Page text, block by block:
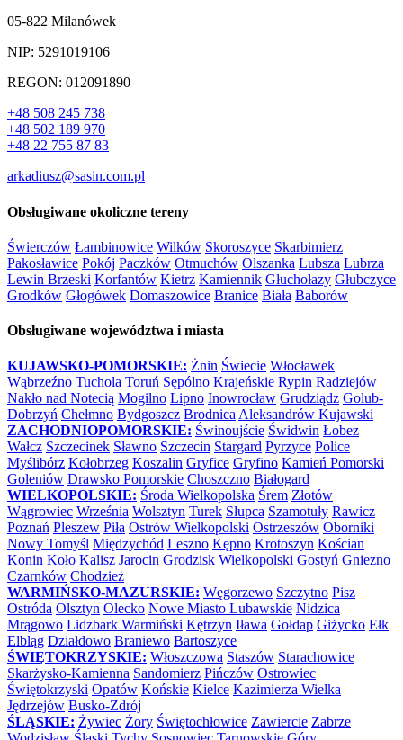
05-822 Milanówek
NIP: 5291019106
REGON: 012091890
+48 508 245 738
+48 502 189 970
+48 22 755 87 83
arkadiusz@sasin.com.pl
Obsługiwane okoliczne tereny
Świerczów Łambinowice Wilków Skoroszyce Skarbimierz
Pakosławice Pokój Paczków Otmuchów Olszanka Lubsza Lubrza
Lewin Brzeski Korfantów Kietrz Kamiennik Głuchołazy Głubczyce
Grodków Głogówek Domaszowice Branice Biała Baborów
Obsługiwane województwa i miasta
KUJAWSKO-POMORSKIE: Żnin Świecie Włocławek
Wąbrzeźno Tuchola Toruń Sępólno Krajeńskie Rypin Radziejów
Nakło nad Notecią Mogilno Lipno Inowrocław Grudziądz Golub-
Dobrzyń Chełmno Bydgoszcz Brodnica Aleksandrów Kujawski
ZACHODNIOPOMORSKIE: Świnoujście Świdwin Łobez
Wałcz Szczecinek Sławno Szczecin Stargard Pyrzyce Police
Myślibórz Kołobrzeg Koszalin Gryfice Gryfino Kamień Pomorski
Goleniów Drawsko Pomorskie Choszczno Białogard
WIELKOPOLSKIE: Środa Wielkopolska Śrem Złotów
Wągrowiec Września Wolsztyn Turek Słupca Szamotuły Rawicz
Poznań Pleszew Piła Ostrów Wielkopolski Ostrzeszów Oborniki
Nowy Tomyśl Międzychód Leszno Kępno Krotoszyn Kościan
Konin Koło Kalisz Jarocin Grodzisk Wielkopolski Gostyń Gniezno
Czarnków Chodzież
WARMIŃSKO-MAZURSKIE: Węgorzewo Szczytno Pisz
Ostróda Olsztyn Olecko Nowe Miasto Lubawskie Nidzica
Mrągowo Lidzbark Warmiński Kętrzyn Iława Gołdap Giżycko Ełk
Elbląg Działdowo Braniewo Bartoszyce
ŚWIĘTOKRZYSKIE: Włoszczowa Staszów Starachowice
Skarżysko-Kamienna Sandomierz Pińczów Ostrowiec
Świętokrzyski Opatów Końskie Kielce Kazimierza Wielka
Jędrzejów Busko-Zdrój
ŚLĄSKIE: Żywiec Żory Świętochłowice Zawiercie Zabrze